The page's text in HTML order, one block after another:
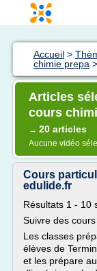
Accueil >
chimie prepa >
Articles
cours
→ 20 articles
Aucune vidéo
Cours
edulide.fr
Résultats 1 - 10
Suivre des
Les classes
élèves de
et les prépare